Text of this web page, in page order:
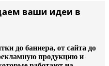
ваши идеи в
до баннера, от сайта до
продукцию и